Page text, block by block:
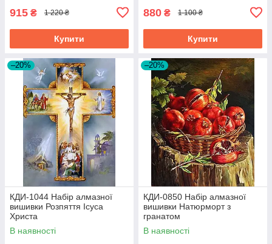
915 ₴ 1 220 ₴
Купити
880 ₴ 1 100 ₴
Купити
–20%
КДИ-1044 Набір алмазної
вишивки Розпяття Ісуса
Христа
В наявності
–20%
КДИ-0850 Набір алмазної
вишивки Натюрморт з
гранатом
В наявності